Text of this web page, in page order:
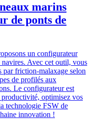
marins
de ponts de
un configurateur
navires. Avec cet outil, vous
par friction-malaxage selon
de profilés aux
Le configurateur est
optimisez vos
technologie FSW de
innovation !